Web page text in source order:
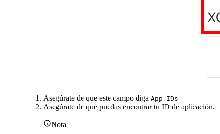
Asegúrate de que este campo diga App IDs
Asegúrate de que puedas encontrar tu ID de aplicación.
Nota